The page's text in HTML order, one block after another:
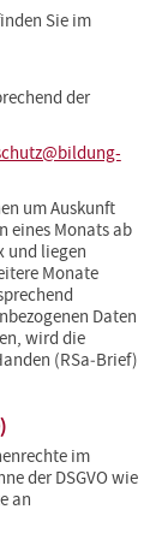
Sie im
der
um Auskunft
eines Monats ab
und liegen
Monate
Daten
wird die
(RSa‐Brief)
im
der DSGVO wie
an